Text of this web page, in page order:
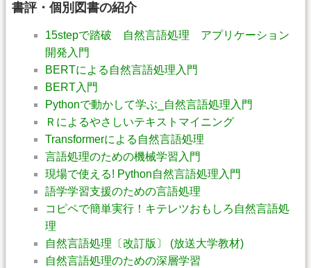
書評・個別図書の紹介
15stepで踏破 自然言語処理 アプリケーション
開発入門
BERTによる自然言語処理入門
BERT入門
Pythonで動かして学ぶ_自然言語処理入門
Ｒによるやさしいテキストマイニング
Transformerによる自然言語処理
言語処理のための機械学習入門
現場で使える! Python自然言語処理入門
語学学習支援のための言語処理
コピペで簡単実行！キテレツおもしろ自然言語処
理
自然言語処理〔改訂版〕 (放送大学教材)
自然言語処理のための深層学習